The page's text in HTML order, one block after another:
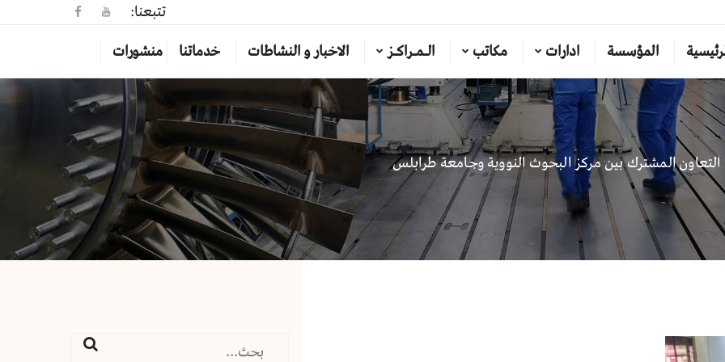
تتبعنا:
المؤسسة ادارات مكاتب الـمـراكـز الاخبار و النشاطات خدماتنا منشورات
التعاون المشترك بين مركز البحوث النووية وجامعة طرابلس